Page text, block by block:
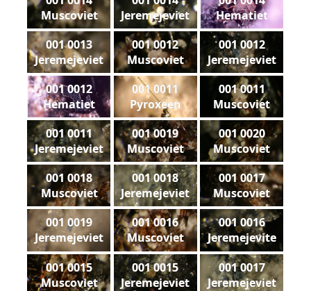
Muscoviet
Jeremejeviet
Hematiet
001 0013
Jeremejeviet
001 0012
Muscoviet
001 0012
Jeremejeviet
001 0012
Hematiet
001 0011
Pyroxeen
001 0011
Muscoviet
001 0011
Jeremejeviet
001 0019
Muscoviet
001 0020
Muscoviet
001 0018
Muscoviet
001 0018
Jeremejeviet
001 0017
Muscoviet
001 0019
Jeremejeviet
001 0016
Muscoviet
001 0016
Jeremejevite
001 0015
Muscoviet
001 0015
Jeremejeviet
001 0017
Jeremejeviet